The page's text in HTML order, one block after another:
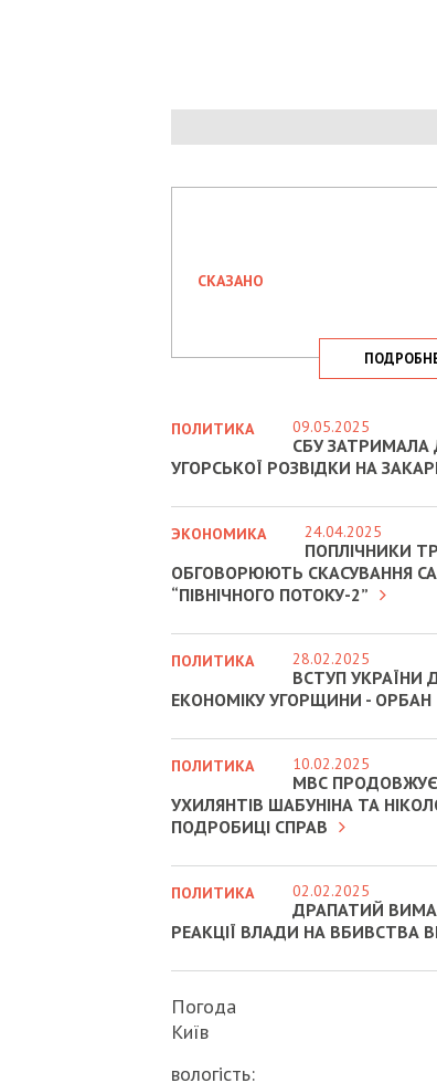
СКАЗАНО
ПОЛИТИКА 09.05.2025
СБУ ЗАТРИМАЛА
УГОРСЬКОЇ РОЗВІДКИ НА
ЭКОНОМИКА 24.04.2025
ПОПЛІЧНИКИ
ОБГОВОРЮЮТЬ СКАСУВАННЯ
“ПІВНІЧНОГО ПОТОКУ-2”
ПОЛИТИКА 28.02.2025
ВСТУП УКРАЇНИ
ЕКОНОМІКУ УГОРЩИНИ - ОРБАН
ПОЛИТИКА 10.02.2025
МВС
УХИЛЯНТІВ ШАБУНІНА ТА
ПОДРОБИЦІ СПРАВ
ПОЛИТИКА 02.02.2025
ДРАПАТИЙ
РЕАКЦІЇ ВЛАДИ НА ВБИВСТВА
Погода
Київ
вологість: